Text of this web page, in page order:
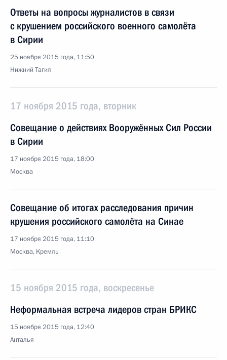
Ответы на вопросы журналистов в связи
с крушением российского военного самолёта
в Сирии
25 ноября 2015 года, 11:50
Нижний Тагил
17 ноября 2015 года, вторник
Совещание о действиях Вооружённых Сил России
в Сирии
17 ноября 2015 года, 18:00
Москва
Совещание об итогах расследования причин
крушения российского самолёта на Синае
17 ноября 2015 года, 11:10
Москва, Кремль
15 ноября 2015 года, воскресенье
Неформальная встреча лидеров стран БРИКС
15 ноября 2015 года, 12:40
Анталья